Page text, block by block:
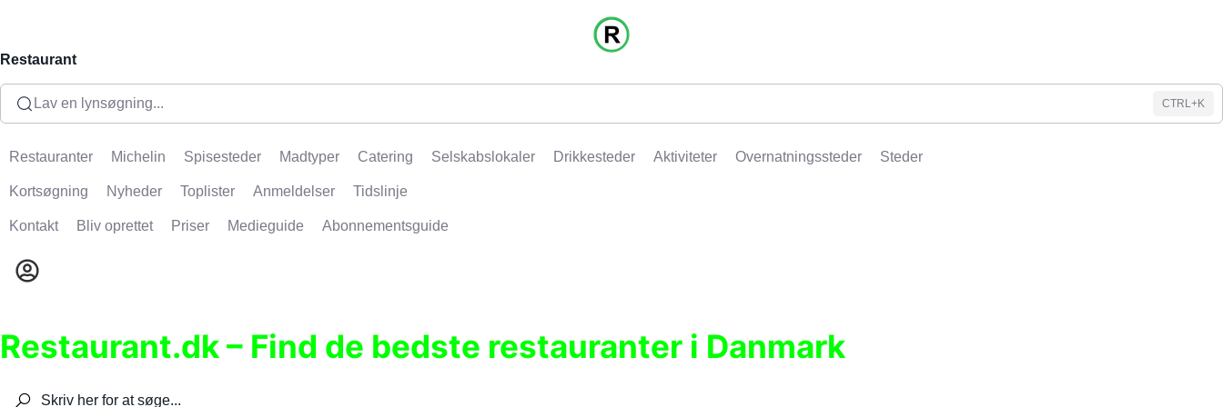
Restaurant
Lav en lynsøgning... CTRL+K
Restauranter Michelin Spisesteder Madtyper Catering Selskabslokaler Drikkesteder Aktiviteter Overnatningssteder Steder
Kortsøgning Nyheder Toplister Anmeldelser Tidslinje
Kontakt Bliv oprettet Priser Medieguide Abonnementsguide
Restaurant.dk – Find de bedste restauranter i Danmark